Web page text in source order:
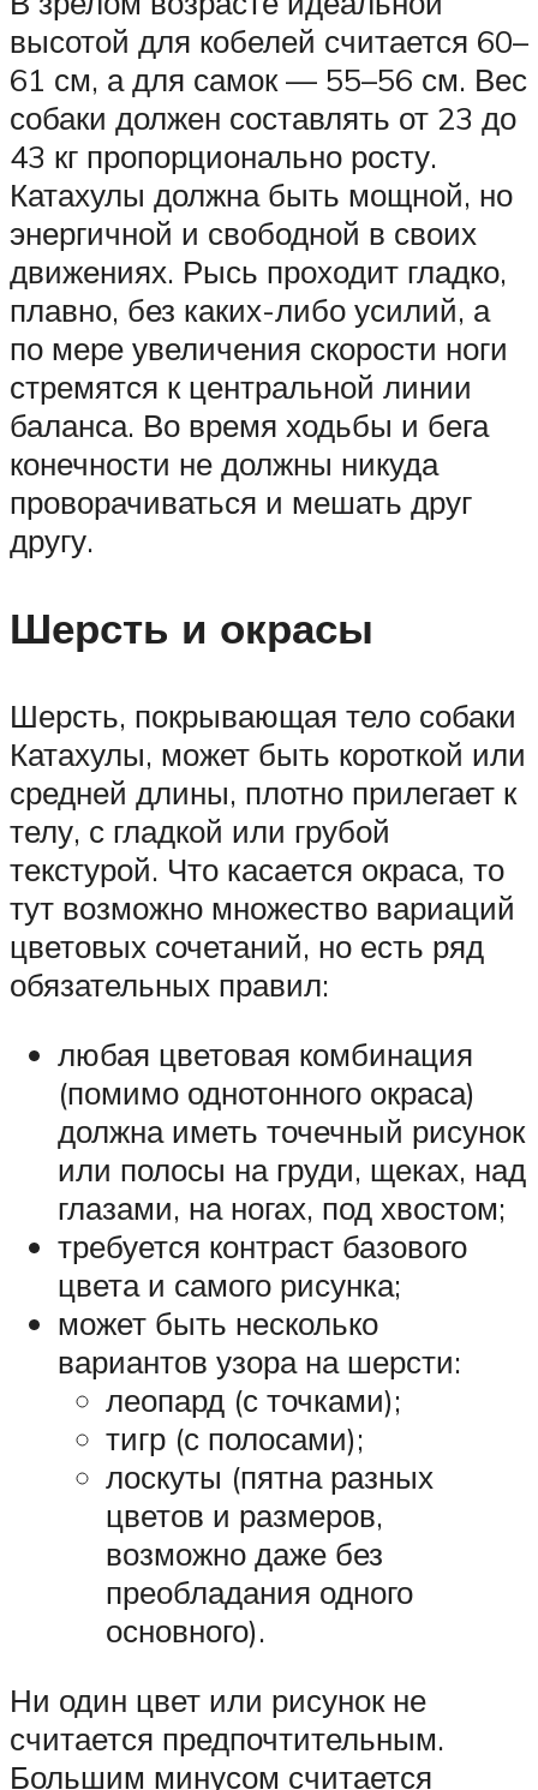
высотой для кобелей считается 60–
61 см, а для самок — 55–56 см. Вес
собаки должен составлять от 23 до
43 кг пропорционально росту.
Катахулы должна быть мощной, но
энергичной и свободной в своих
движениях. Рысь проходит гладко,
плавно, без каких-либо усилий, а
по мере увеличения скорости ноги
стремятся к центральной линии
баланса. Во время ходьбы и бега
конечности не должны никуда
проворачиваться и мешать друг
другу.
Шерсть и окрасы
Шерсть, покрывающая тело собаки
Катахулы, может быть короткой или
средней длины, плотно прилегает к
телу, с гладкой или грубой
текстурой. Что касается окраса, то
тут возможно множество вариаций
цветовых сочетаний, но есть ряд
обязательных правил:
любая цветовая комбинация
(помимо однотонного окраса)
должна иметь точечный рисунок
или полосы на груди, щеках, над
глазами, на ногах, под хвостом;
требуется контраст базового
цвета и самого рисунка;
может быть несколько
вариантов узора на шерсти:
леопард (с точками);
тигр (с полосами);
лоскуты (пятна разных
цветов и размеров,
возможно даже без
преобладания одного
основного).
Ни один цвет или рисунок не
считается предпочтительным.
Большим минусом считается